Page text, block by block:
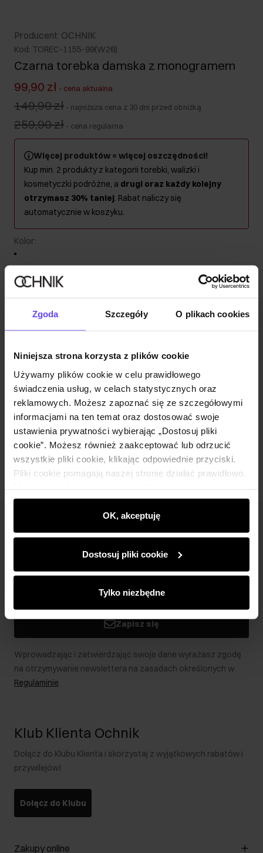
Zgoda Szczegóły O plikach cookies
Niniejsza strona korzysta z plików cookie
Używamy plików cookie w celu prawidłowego
świadczenia usług, w celach statystycznych oraz
reklamowych. Możesz zapoznać się ze szczegółowymi
informacjami na ten temat oraz dostosować swoje
ustawienia prywatności wybierając „Dostosuj pliki
cookie”. Możesz również zaakceptować lub odrzucić
wszystkie pliki cookie, klikając odpowiednie przyciski.
Pliki cookie pomagają naszej stronie działać prawidłowo.
wyświetlać im dopasowane do ich preferencji treści,
rekomendacje oraz komunikaty reklamowe informujące o
najnowszych promocjach w e-sklepie. Informacje o tym,
partnerom społecznościowym, reklamowym i
analitycznym. Partnerzy mogą połączyć te informacje z
podczas korzystania z ich usług.
OK, akceptuję
Dostosuj pliki cookie
Tylko niezbędne
Producent: OCHNIK
Kod: TOREC-1155-99(W26)
Czarna torebka damska z monogramem
99,90 zł - cena aktualna
149,90 zł - najniższa cena z 30 dni przed obniżką
259,90 zł - cena regularna
Więcej produktów = więcej oszczędności!
Kup min. 2 produkty z kategorii torebki, walizki i
kosmetyczki podróżne, a drugi oraz każdy kolejny
otrzymasz 30% taniej. Rabat naliczy się
automatycznie w koszyku.
Kolor:
Opis produktu
Szczegóły
Skład i wymiary
Opinie
Newsletter
Bądź na bieżąco z nowościami i promocjami!
Zapisz się
Wprowadzając i zatwierdzając swoje dane wyrażasz zgodę
na otrzymywanie newslettera na zasadach określonych w
Regulaminie.
Klub Klienta Ochnik
Dołącz do Klubu Klienta i skorzystaj z wyjątkowych rabatów i
przywilejów!
Dołącz do Klubu
Zakupy online